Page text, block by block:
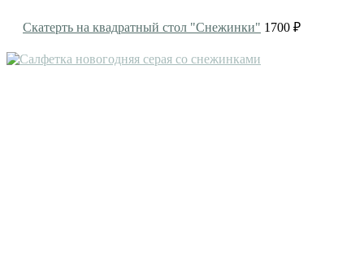
Скатерть на квадратный стол "Снежинки" 1700 ₽